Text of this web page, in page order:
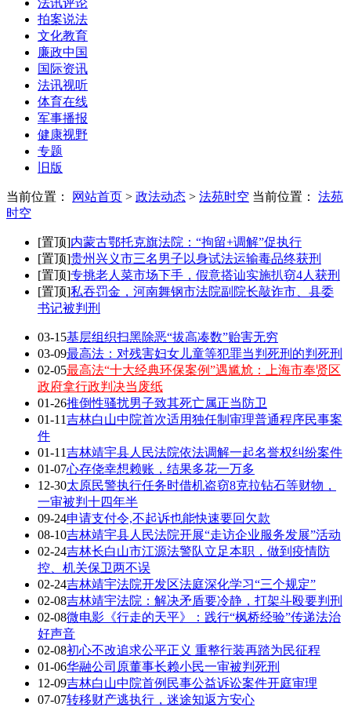
法讯评论
拍案说法
文化教育
廉政中国
国际资讯
法讯视听
体育在线
军事播报
健康视野
专题
旧版
当前位置： 网站首页 > 政法动态 > 法苑时空 当前位置： 法苑
时空
[置顶]内蒙古鄂托克旗法院：“拘留+调解”促执行
[置顶]贵州兴义市三名男子以身试法运输毒品终获刑
[置顶]专挑老人菜市场下手，假意搭讪实施扒窃4人获刑
[置顶]私吞罚金，河南舞钢市法院副院长敲诈市、县委
书记被判刑
03-15基层组织扫黑除恶“拔高凑数”贻害无穷
03-09最高法：对残害妇女儿童等犯罪当判死刑的判死刑
02-05最高法“十大经典环保案例”遇尴尬：上海市奉贤区
政府拿行政判决当废纸
01-26推倒性骚扰男子致其死亡属正当防卫
01-11吉林白山中院首次适用独任制审理普通程序民事案
件
01-11吉林靖宇县人民法院依法调解一起名誉权纠纷案件
01-07心存侥幸想赖账，结果多花一万多
12-30太原民警执行任务时借机盗窃8克拉钻石等财物，
一审被判十四年半
09-24申请支付令,不起诉也能快速要回欠款
08-10吉林靖宇县人民法院开展“走访企业服务发展”活动
02-24吉林长白山市江源法警队立足本职，做到疫情防
控、机关保卫两不误
02-24吉林靖宇法院开发区法庭深化学习“三个规定”
02-08吉林靖宇法院：解决矛盾要冷静，打架斗殴要判刑
02-08微电影《行走的天平》：践行“枫桥经验”传递法治
好声音
02-08初心不改追求公平正义 重整行装再踏为民征程
01-06华融公司原董事长赖小民一审被判死刑
12-09吉林白山中院首例民事公益诉讼案件开庭审理
07-07转移财产逃执行，迷途知返方安心